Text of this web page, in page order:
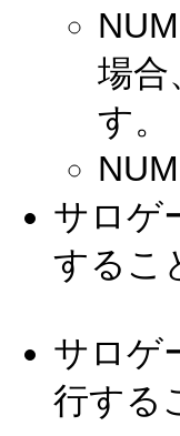
場合
す。
サロゲ
するこ
サロゲ
行する